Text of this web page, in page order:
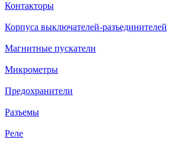
Контакторы
Корпуса выключателей-разъединителей
Магнитные пускатели
Микрометры
Предохранители
Разъемы
Реле